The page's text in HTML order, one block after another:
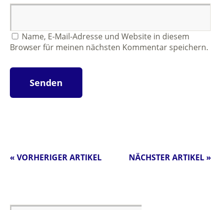
Name, E-Mail-Adresse und Website in diesem
Browser für meinen nächsten Kommentar speichern.
NÄCHSTER ARTIKEL »
« VORHERIGER ARTIKEL